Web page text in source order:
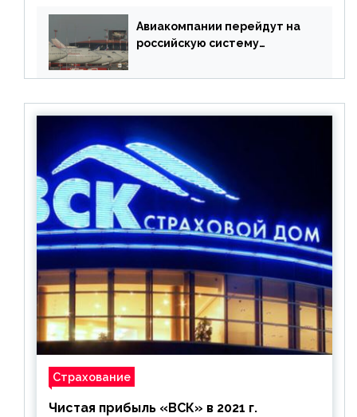
Авиакомпании перейдут на
российскую систему
Страхование
Чистая прибыль «ВСК» в 2021 г.